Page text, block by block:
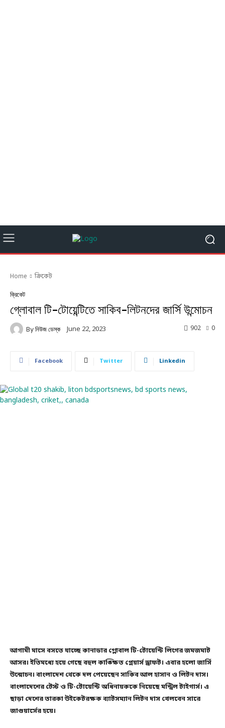
Home ক্রিকেট
ক্রিকেট
গ্লোবাল টি-টোয়েন্টিতে সাকিব-লিটনদের জার্সি উন্মোচন
By নিউজ ডেস্ক June 22, 2023 0
902
Facebook Twitter Linkedin
আগামী মাসে বসতে যাচ্ছে কানাডার গ্লোবাল টি-টোয়েন্টি লিগের জমজমাট
আসর। ইতিমধ্যে হয়ে গেছে বহুল কাঙ্ক্ষিত প্লেয়ার্স ড্রাফট। এবার হলো জার্সি
উন্মোচন। বাংলাদেশ থেকে দল পেয়েছেন সাকিব আল হাসান ও লিটন দাস।
বাংলাদেশের টেস্ট ও টি-টোয়েন্টি অধিনায়ককে নিয়েছে মন্ট্রিল টাইগার্স। এ
ছাড়া দেশের তারকা উইকেটরক্ষক ব্যাটসম্যান লিটন দাস খেলবেন সারে
জাগুয়ার্সের হয়ে।